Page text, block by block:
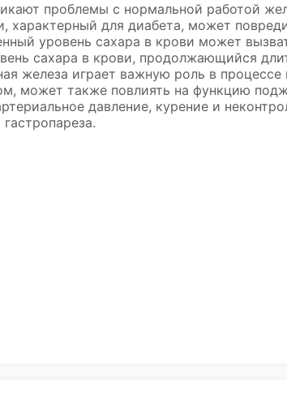
проблемы с нормальной работой
характерный для диабета, может
уровень сахара в крови может
сахара в крови, продолжающийся
железа играет важную роль в
может также повлиять на функцию
давление, курение и